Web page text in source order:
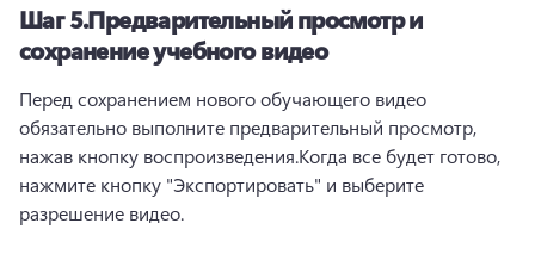
Шаг 5.Предварительный просмотр и
сохранение учебного видео
Перед сохранением нового обучающего видео
обязательно выполните предварительный просмотр,
нажав кнопку воспроизведения.Когда все будет готово,
нажмите кнопку "Экспортировать" и выберите
разрешение видео.